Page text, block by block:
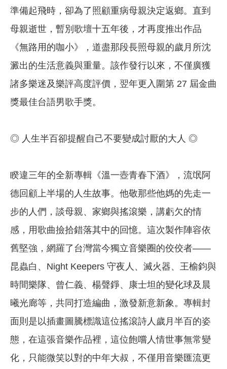
準備起飛時，卻為了照顧重病母親決定返鄉。直到
母親逝世，暫別歌壇十五年後，才再度推出作品
《無路用的咖小》，道盡那段長照母親的歲月所沈
澱出的生活意義與重量。該作發行以來，不僅廣獲
諸多樂迷及樂評高度評價，翌年更入圍第 27 屆金曲
獎最佳台語男歌手獎。
◎ 人生半百卻提醒自己不要變成討厭的大人 ◎
睽違三年的全新專輯《溫一壺青春下酒》，流氓阿
德回顧上半場的人生故事。他敬那些他媽的先走一
步的人們，談母親、家鄉與搖滾樂，講虧欠的情
感，用歌曲撿拾錯落其中的回憶。這次製作陣容依
舊堅強，網羅了台灣當今獨立音樂圈的佼佼者——
昆蟲白、Night Keepers 守夜人、滅火器、王榆鈞與
時間樂隊、曾仁義、楊聲錚、康士坦的變化球及晨
曦光廊等，共同打造編曲，激發新意新象。專輯封
面則是以插畫圖騰標識這位搖滾詩人歲月半百的姿
態，在這張音樂作品裡，這位飽嚐人情世事無常變
化，只能微笑以對的中年大叔，不僅用音樂匯流更